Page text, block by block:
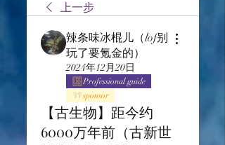
上一步
辣条味冰棍儿（lof别
玩了要氪金的）
2024年12月20日
Professional guide
sponsor
【古生物】距今约
6000万年前（古新世